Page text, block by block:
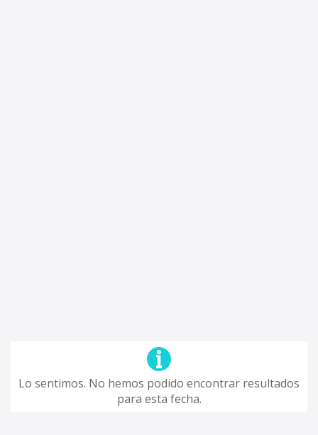
Lo sentimos. No hemos podido encontrar resultados
para esta fecha.